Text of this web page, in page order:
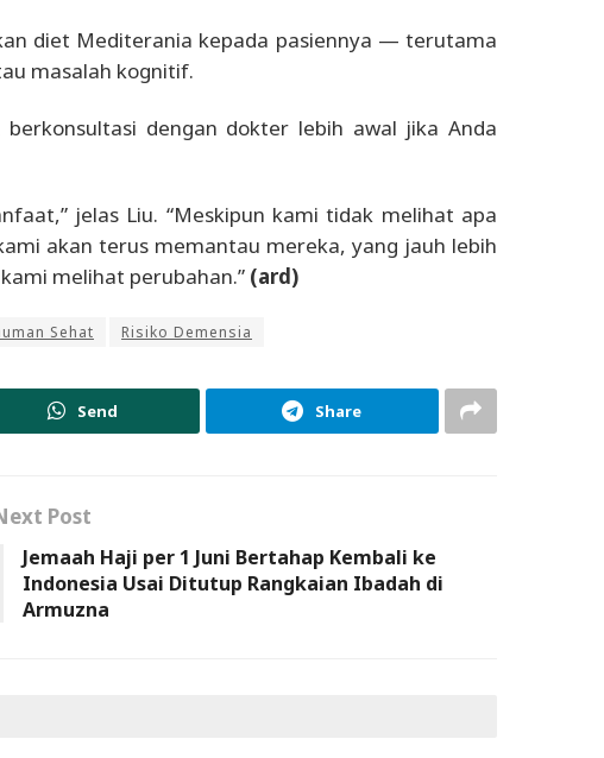
diet Mediterania kepada pasiennya — terutama
masalah kognitif.
dengan dokter lebih awal jika Anda
jelas Liu. “Meskipun kami tidak melihat apa
akan terus memantau mereka, yang jauh lebih
melihat perubahan.” (ard)
Sehat Risiko Demensia
Send Share
Post
Jemaah Haji per 1 Juni Bertahap Kembali ke
Indonesia Usai Ditutup Rangkaian Ibadah di
Armuzna